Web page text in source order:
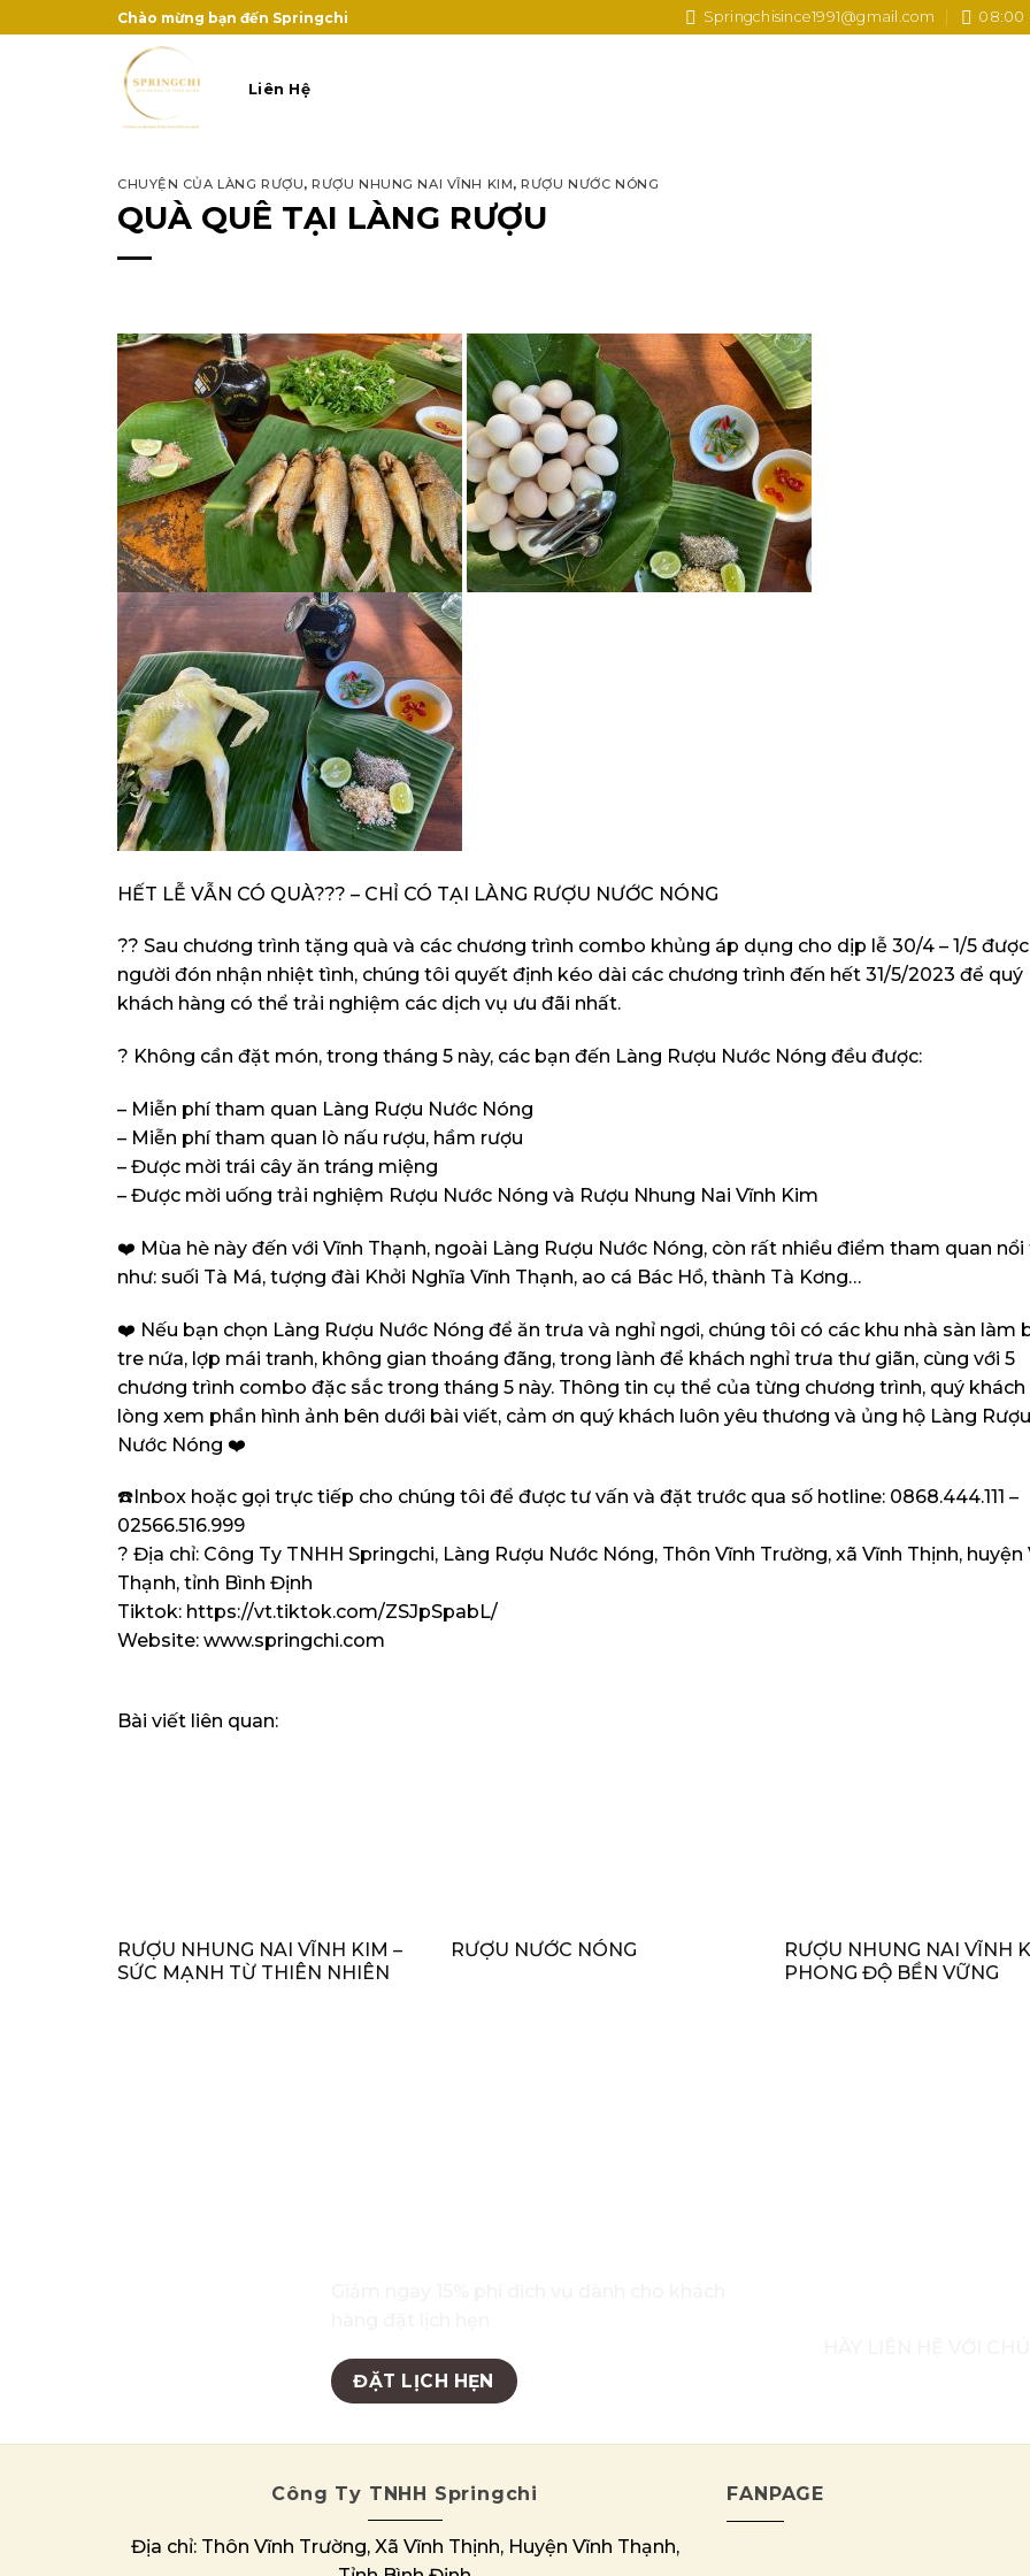
to
Chào mừng bạn đến Springchi Springchisince1991@gmail.com 08:00
Liên Hệ
CHUYỆN CỦA LÀNG RƯỢU,RƯỢU NHUNG NAI VĨNH KIM,RƯỢU NƯỚC NÓNG
QUÀ QUÊ TẠI LÀNG RƯỢU
HẾT LỄ VẪN CÓ QUÀ??? – CHỈ CÓ TẠI LÀNG RƯỢU NƯỚC NÓNG
?? Sau chương trình tặng quà và các chương trình combo khủng áp dụng cho dịp lễ 30/4 – 1/5
người đón nhận nhiệt tình, chúng tôi quyết định kéo dài các chương trình đến hết 31/5/2023 để quý
khách hàng có thể trải nghiệm các dịch vụ ưu đãi nhất.
? Không cần đặt món, trong tháng 5 này, các bạn đến Làng Rượu Nước Nóng đều được:
– Miễn phí tham quan Làng Rượu Nước Nóng
– Miễn phí tham quan lò nấu rượu, hầm rượu
– Được mời trái cây ăn tráng miệng
– Được mời uống trải nghiệm Rượu Nước Nóng và Rượu Nhung Nai Vĩnh Kim
❤️ Mùa hè này đến với Vĩnh Thạnh, ngoài Làng Rượu Nước Nóng, còn rất nhiều điểm tham quan nổi
như: suối Tà Má, tượng đài Khởi Nghĩa Vĩnh Thạnh, ao cá Bác Hồ, thành Tà Kơng…
❤️ Nếu bạn chọn Làng Rượu Nước Nóng để ăn trưa và nghỉ ngơi, chúng tôi có các khu nhà sàn làm
tre nứa, lợp mái tranh, không gian thoáng đãng, trong lành để khách nghỉ trưa thư giãn, cùng với 5
chương trình combo đặc sắc trong tháng 5 này. Thông tin cụ thể của từng chương trình, quý khách
lòng xem phần hình ảnh bên dưới bài viết, cảm ơn quý khách luôn yêu thương và ủng hộ Làng Rượu
Nước Nóng ❤️
☎️Inbox hoặc gọi trực tiếp cho chúng tôi để được tư vấn và đặt trước qua số hotline: 0868.444.111 –
02566.516.999
? Địa chỉ: Công Ty TNHH Springchi, Làng Rượu Nước Nóng, Thôn Vĩnh Trường, xã Vĩnh Thịnh, huyện
Thạnh, tỉnh Bình Định
Tiktok: https://vt.tiktok.com/ZSJpSpabL/
Website: www.springchi.com
Bài viết liên quan:
RƯỢU NHUNG NAI VĨNH KIM –
SỨC MẠNH TỪ THIÊN NHIÊN
RƯỢU NƯỚC NÓNG
RƯỢU NHUNG NAI VĨNH
PHONG ĐỘ BỀN VỮNG
ĐẶT LỊCH HẸN
Công Ty TNHH Springchi
Địa chỉ: Thôn Vĩnh Trường, Xã Vĩnh Thịnh, Huyện Vĩnh Thạnh,
FANPAGE